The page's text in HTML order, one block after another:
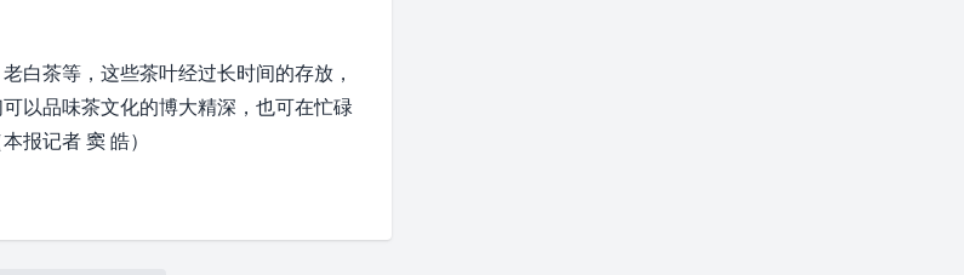
白茶等，这些茶叶经过长时间的存放，
以品味茶文化的博大精深，也可在忙碌
报记者 窦 皓）